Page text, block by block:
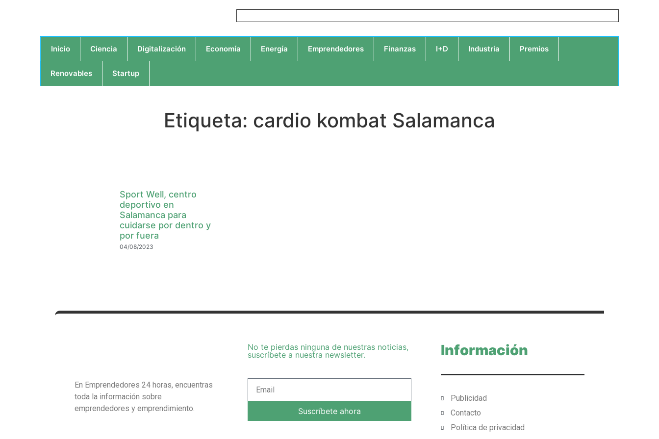
Inicio Ciencia Digitalización Economía Energía Emprendedores Finanzas I+D Industria Premios
Renovables Startup
Etiqueta: cardio kombat Salamanca
Sport Well, centro
deportivo en
Salamanca para
cuidarse por dentro y
por fuera
04/08/2023
En Emprendedores 24 horas, encuentras
toda la información sobre
emprendedores y emprendimiento.
No te pierdas ninguna de nuestras noticias,
suscríbete a nuestra newsletter.
Suscríbete ahora
Información
Publicidad
Contacto
Política de privacidad